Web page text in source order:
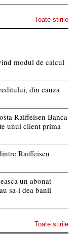
Toate stirile
modul de calcul
din cauza
Raiffeisen Banca
unui client prima
Raiffeisen
un abonat
sa-i dea banii
Toate stirile